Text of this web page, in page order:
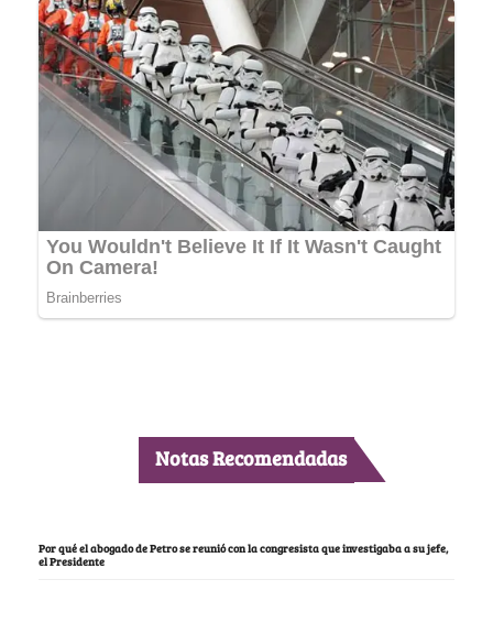
Notas Recomendadas
Por qué el abogado de Petro se reunió con la congresista que investigaba a su jefe,
el Presidente